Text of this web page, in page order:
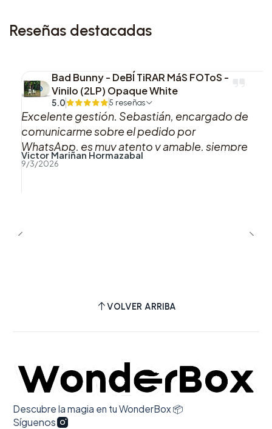
Reseñas destacadas
Bad Bunny - DeBÍ TiRAR MáS FOToS -
Vinilo (2LP) Opaque White
5.0 5 reseñas
Excelente gestión. Sebastián, encargado de
comunicarme sobre el pedido por
WhatsApp, es muy atento y amable, siempre
se mantuvo pendiente acerca del estado de
Arenas (no fue el caso). El detalle
de alta fidelidad, y el formato es tal como
promete la web. 100% recomendado.
Victor Mariñan Hormazabal
9/3/2026
VOLVER ARRIBA
Descubre la magia en tu WonderBox 📦
Síguenos